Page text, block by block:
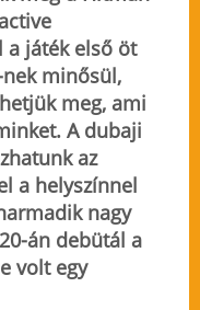
játék első öt
minősül,
meg, ami
A dubaji
az
a helyszínnel
nagy
án debütál a
volt egy